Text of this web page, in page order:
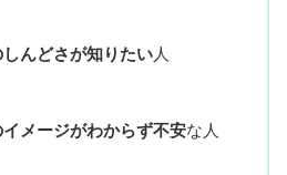
んどさが知りたい人
メージがわからず不安な人